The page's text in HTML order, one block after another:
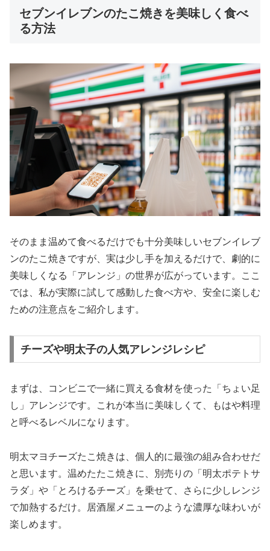
セブンイレブンのたこ焼きを美味しく食べ
る方法
そのまま温めて食べるだけでも十分美味しいセブンイレブ
ンのたこ焼きですが、実は少し手を加えるだけで、劇的に
美味しくなる「アレンジ」の世界が広がっています。ここ
では、私が実際に試して感動した食べ方や、安全に楽しむ
ための注意点をご紹介します。
チーズや明太子の人気アレンジレシピ
まずは、コンビニで一緒に買える食材を使った「ちょい足
し」アレンジです。これが本当に美味しくて、もはや料理
と呼べるレベルになります。
明太マヨチーズたこ焼き は、個人的に最強の組み合わせだ
と思います。温めたたこ焼きに、別売りの「明太ポテトサ
ラダ」や「とろけるチーズ」を乗せて、さらに少しレンジ
で加熱するだけ。居酒屋メニューのような濃厚な味わいが
楽しめます。